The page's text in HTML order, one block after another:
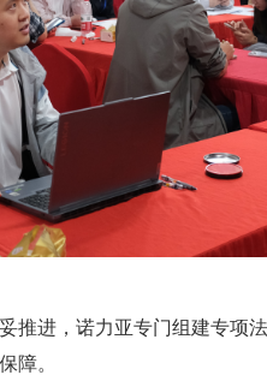
推进，诺力亚专门组建专项
障。